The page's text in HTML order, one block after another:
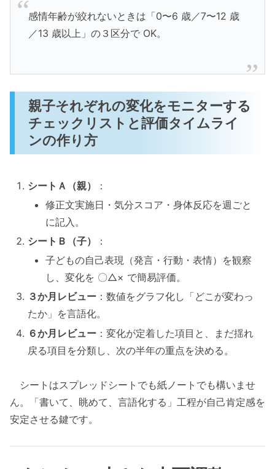
感情年齢が絞れないときは「0〜6 歳／7〜12 歳
／13 歳以上」の３区分で OK。
親子それぞれの変化をモニターする
チェックリストと評価タイムライ
ンの作り方
シートＡ（親）
：
修正文実施日・気分スコア・身体反応を週ごと
に記入。
シートＢ（子）
：
子どもの自己表現（発言・行動・表情）を観察
し、変化を 〇△× で簡易評価。
３か月レビュー ：数値をグラフ化し「どこが変わっ
たか」を言語化。
６か月レビュー ：変化が定着した項目と、まだ揺れ
戻る項目を分類し、次の半年の重点を決める。
シートはスプレッドシートでも紙ノートでも構いませ
ん。「書いて、眺めて、言語化する」工程が自己肯定感を
安定させる鍵です。